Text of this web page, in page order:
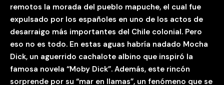
remotos la morada del pueblo mapuche, el cual fue
expulsado por los españoles en uno de los actos de
desarraigo más importantes del Chile colonial. Pero
eso no es todo. En estas aguas habría nadado Mocha
Dick, un aguerrido cachalote albino que inspiró la
famosa novela “Moby Dick”. Además, este rincón
sorprende por su “mar en llamas”, un fenómeno que se